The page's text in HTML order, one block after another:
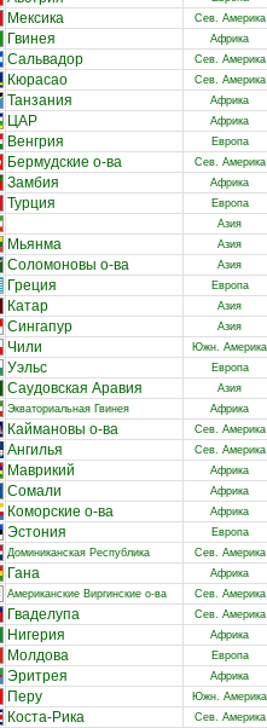
Мексика
Сев. Америка
Гвинея
Африка
Сальвадор
Сев. Америка
Кюрасао
Сев. Америка
Танзания
Африка
ЦАР
Африка
Венгрия
Европа
Бермудские о-ва
Сев. Америка
Замбия
Африка
Турция
Европа
Азия
Мьянма
Азия
Соломоновы о-ва
Азия
Греция
Европа
Катар
Азия
Сингапур
Азия
Чили
Южн. Америка
Уэльс
Европа
Саудовская Аравия
Азия
Экваториальная Гвинея
Африка
Каймановы о-ва
Сев. Америка
Ангилья
Сев. Америка
Маврикий
Африка
Сомали
Африка
Коморские о-ва
Африка
Эстония
Европа
Доминиканская Республика
Сев. Америка
Гана
Африка
Американские Виргинские о-ва
Сев. Америка
Гваделупа
Сев. Америка
Нигерия
Африка
Молдова
Европа
Эритрея
Африка
Перу
Южн. Америка
Коста-Рика
Сев. Америка